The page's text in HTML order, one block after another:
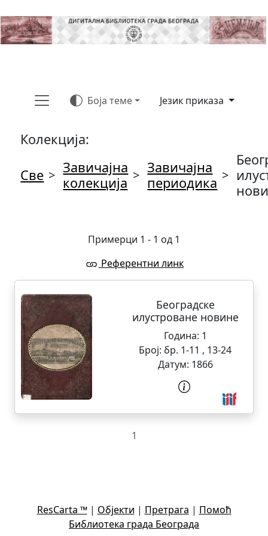
Боја теме Језик приказа
Колекција:
Све > Завичајна
колекција > Завичајна
периодика >
Примерци 1 - 1 од 1
Референтни линк
Београдске
илустроване новине
Година: 1
Број: бр. 1-11 , 13-24
Датум: 1866
1
ResCarta ™| Објекти | Претрага | Помоћ
Библиотека града Београда